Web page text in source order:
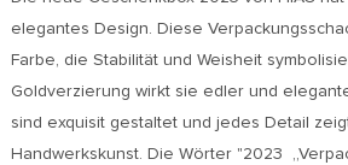
elegantes Design. Diese
Farbe, die Stabilität und Weisheit
Goldverzierung wirkt sie edler und
sind exquisit gestaltet und jedes Detail
Handwerkskunst. Die Wörter "2023